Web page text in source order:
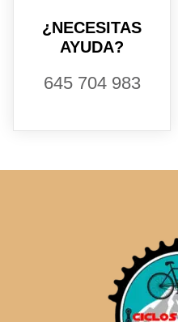
¿NECESITAS
AYUDA?
645 704 983